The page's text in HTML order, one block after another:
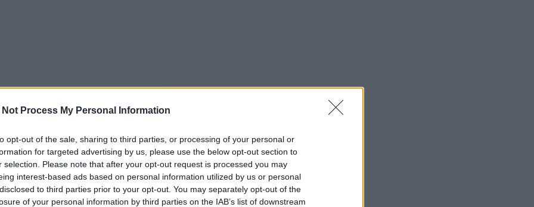
Not Process My Personal Information
opt-out of the sale, sharing to third parties, or processing of your personal or
for targeted advertising by us, please use the below opt-out section to
selection. Please note that after your opt-out request is processed you may
interest-based ads based on personal information utilized by us or personal
to third parties prior to your opt-out. You may separately opt-out of the
of your personal information by third parties on the IAB’s list of downstream